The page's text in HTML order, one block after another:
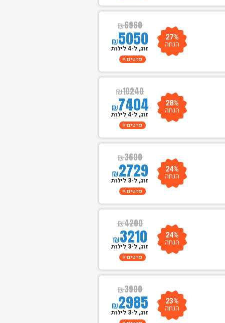
₪6960
₪5050 27%
הנחה זוג, ל-4 לילות
פרטים
₪10240
₪7404 28%
הנחה זוג, ל-4 לילות
פרטים
₪3600
₪2729 24%
הנחה זוג, ל-3 לילות
פרטים
₪4200
₪3210 24%
הנחה זוג, ל-3 לילות
פרטים
₪3900
₪2985 23%
הנחה זוג, ל-3 לילות